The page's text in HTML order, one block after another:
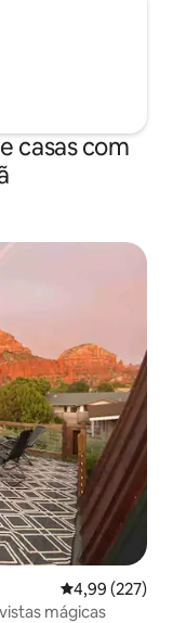
casas com
4,99 de uma
4,99 (227)
mágicas